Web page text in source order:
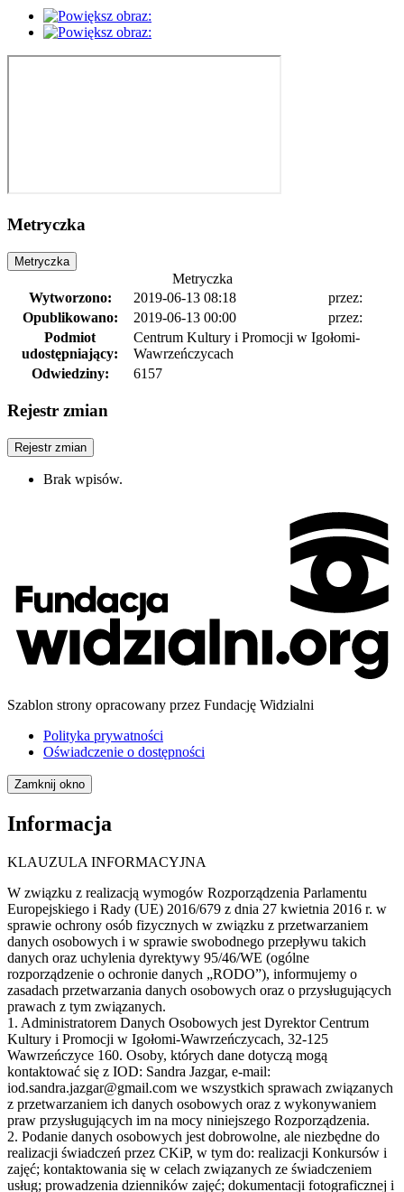
Metryczka
Metryczka
Metryczka
Wytworzono:
2019-06-13 08:18
przez:
Opublikowano:
2019-06-13 00:00
przez:
Podmiot
udostępniający:
Centrum Kultury i Promocji w Igołomi-
Wawrzeńczycach
Odwiedziny:
6157
Rejestr zmian
Rejestr zmian
Brak wpisów.
Szablon strony opracowany przez Fundację Widzialni
Polityka prywatności
Oświadczenie o dostępności
Zamknij okno
Informacja
KLAUZULA INFORMACYJNA
W związku z realizacją wymogów Rozporządzenia Parlamentu
Europejskiego i Rady (UE) 2016/679 z dnia 27 kwietnia 2016 r. w
sprawie ochrony osób fizycznych w związku z przetwarzaniem
danych osobowych i w sprawie swobodnego przepływu takich
danych oraz uchylenia dyrektywy 95/46/WE (ogólne
rozporządzenie o ochronie danych „RODO”), informujemy o
zasadach przetwarzania danych osobowych oraz o przysługujących
prawach z tym związanych.
1. Administratorem Danych Osobowych jest Dyrektor Centrum
Kultury i Promocji w Igołomi-Wawrzeńczycach, 32-125
Wawrzeńczyce 160. Osoby, których dane dotyczą mogą
kontaktować się z IOD: Sandra Jazgar, e-mail:
iod.sandra.jazgar@gmail.com we wszystkich sprawach związanych
z przetwarzaniem ich danych osobowych oraz z wykonywaniem
praw przysługujących im na mocy niniejszego Rozporządzenia.
2. Podanie danych osobowych jest dobrowolne, ale niezbędne do
realizacji świadczeń przez CKiP, w tym do: realizacji Konkursów i
zajęć; kontaktowania się w celach związanych ze świadczeniem
usług; prowadzenia dzienników zajęć; dokumentacji fotograficznej i